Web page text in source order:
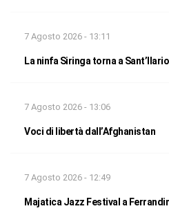
7 Agosto 2026 - 13:11
La ninfa Siringa torna a
7 Agosto 2026 - 13:06
Voci di libertà dall’Afghanistan
7 Agosto 2026 - 12:49
Majatica Jazz Festival a